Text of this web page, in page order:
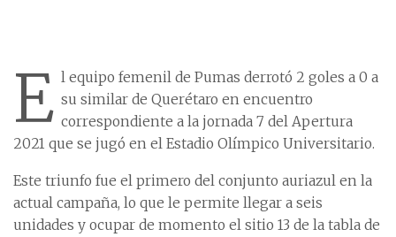
E l equipo femenil de Pumas derrotó 2 goles a 0 a
su similar de Querétaro en encuentro
correspondiente a la jornada 7 del Apertura
2021 que se jugó en el Estadio Olímpico Universitario.
Este triunfo fue el primero del conjunto auriazul en la
actual campaña, lo que le permite llegar a seis
unidades y ocupar de momento el sitio 13 de la tabla de